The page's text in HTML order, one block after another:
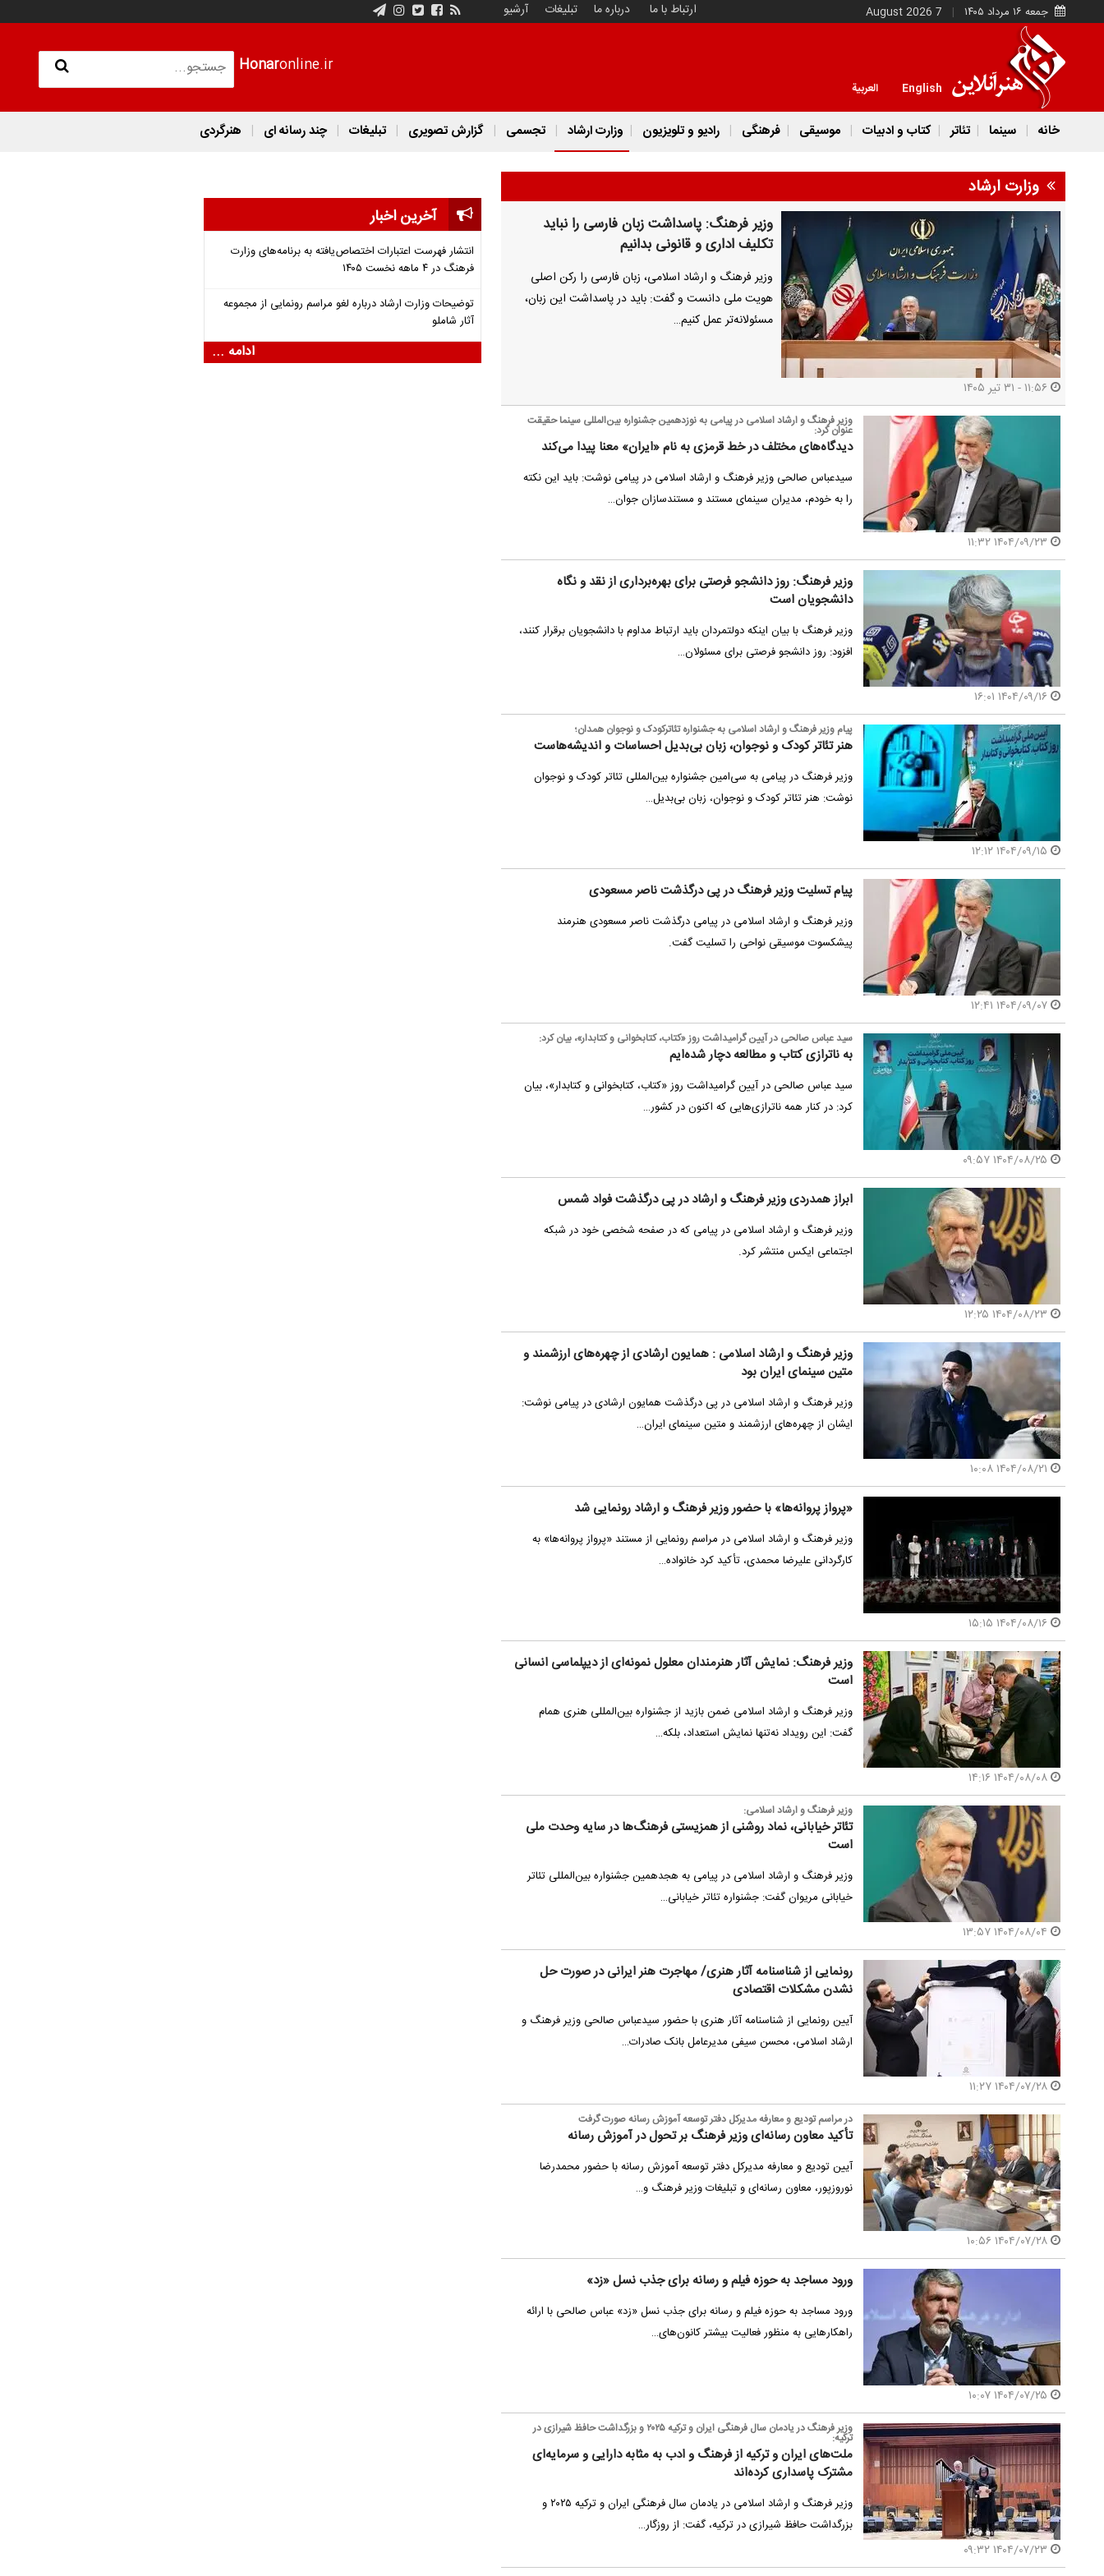
جمعه ۱۶ مرداد ۱۴۰۵ 7 August 2026 ارتباط با ما درباره ما تبلیغات آرشیو
Honaronline.ir
English العربية
خانه سینما تئاتر کتاب و ادبیات موسیقی فرهنگی رادیو و تلویزیون وزارت ارشاد تجسمی گزارش تصویری تبلیغات چند رسانه ای هنرگردی
وزارت ارشاد
وزیر فرهنگ: پاسداشت زبان فارسی را نباید
تکلیف اداری و قانونی بدانیم
وزیر فرهنگ و ارشاد اسلامی، زبان فارسی را رکن اصلی
هویت ملی دانست و گفت: باید در پاسداشت این زبان،
مسئولانه‌تر عمل کنیم…
وزیر فرهنگ و ارشاد اسلامی در پیامی به نوزدهمین جشنواره بین‌المللی سینما حقیقت
عنوان کرد:
دیدگاه‌های مختلف در خط قرمزی به نام «ایران» معنا پیدا می‌کند
سیدعباس صالحی وزیر فرهنگ و ارشاد اسلامی در پیامی نوشت: باید این نکته
را به خودم، مدیران سینمای مستند و مستندسازان جوان…
وزیر فرهنگ: روز دانشجو فرصتی برای بهره‌برداری از نقد و نگاه
دانشجویان است
وزیر فرهنگ با بیان اینکه دولتمردان باید ارتباط مداوم با دانشجویان برقرار کنند،
افزود: روز دانشجو فرصتی برای مسئولان…
پیام وزیر فرهنگ و ارشاد اسلامی به جشنواره تئاترکودک و نوجوان همدان؛
هنر تئاتر کودک و نوجوان، زبان بی‌بدیل احساسات و اندیشه‌هاست
وزیر فرهنگ در پیامی به سی‌امین جشنواره بین­‌المللی تئاتر کودک و نوجوان
نوشت: هنر تئاتر کودک و نوجوان، زبان بی‌بدیل…
پیام تسلیت وزیر فرهنگ در پی درگذشت ناصر مسعودی
وزیر فرهنگ و ارشاد اسلامی در پیامی درگذشت ناصر مسعودی هنرمند
پیشکسوت موسیقی نواحی را تسلیت گفت.
سید عباس صالحی در آیین گرامیداشت روز «کتاب، کتابخوانی و کتابدار»، بیان کرد:
به ناترازی کتاب و مطالعه دچار شده‌ایم
سید عباس صالحی در آیین گرامیداشت روز «کتاب، کتابخوانی و کتابدار»، بیان
کرد: در کنار همه ناترازی‌هایی که اکنون در کشور…
ابراز همدردی وزیر فرهنگ و ارشاد در پی درگذشت فواد شمس
وزیر فرهنگ و ارشاد اسلامی در پیامی که در صفحه شخصی خود در شبکه
اجتماعی ایکس منتشر کرد.
وزیر فرهنگ و ارشاد اسلامی : همایون ارشادی از چهره‌های ارزشمند و
متین سینمای ایران بود
وزیر فرهنگ و ارشاد اسلامی در پی درگذشت همایون ارشادی در پیامی نوشت:
ایشان از چهره‌های ارزشمند و متین سینمای ایران…
«پرواز پروانه‌ها» با حضور وزیر فرهنگ و ارشاد رونمایی شد
وزیر فرهنگ و ارشاد اسلامی در مراسم رونمایی از مستند «پرواز پروانه‌ها» به
کارگردانی علیرضا محمدی، تأکید کرد خانواده…
وزیر فرهنگ: نمایش آثار هنرمندان معلول نمونه‌ای از دیپلماسی انسانی
است
وزیر فرهنگ و ارشاد اسلامی ضمن بازید از جشنواره بین‌المللی هنری همام
گفت: این رویداد نه‌تنها نمایش استعداد، بلکه…
وزیر فرهنگ و ارشاد اسلامی:
تئاتر خیابانی، نماد روشنی از همزیستی فرهنگ‌ها در سایه وحدت ملی
است
وزیر فرهنگ و ارشاد اسلامی در پیامی به هجدهمین جشنواره بین‌المللی تئاتر
خیابانی مریوان گفت: جشنواره تئاتر خیابانی…
رونمایی از شناسنامه آثار هنری/ مهاجرت هنر ایرانی در صورت حل
نشدن مشکلات اقتصادی
آیین رونمایی از شناسنامه آثار هنری با حضور سیدعباس صالحی وزیر فرهنگ و
ارشاد اسلامی، محسن سیفی مدیرعامل بانک صادرات…
در مراسم تودیع و معارفه مدیرکل دفتر توسعه آموزش رسانه صورت گرفت
تأکید معاون رسانه‌ای وزیر فرهنگ بر تحول در آموزش رسانه
آیین تودیع و معارفه مدیرکل دفتر توسعه آموزش رسانه با حضور محمدرضا
نوروزپور، معاون رسانه‌ای و تبلیغات وزیر فرهنگ و…
ورود مساجد به حوزه فیلم‌ و رسانه برای جذب نسل «زد»
ورود مساجد به حوزه فیلم‌ و رسانه برای جذب نسل «زد» عباس صالحی با ارائه
راهکارهایی به منظور فعالیت بیشتر کانون‌های…
وزیر فرهنگ در یادمان سال فرهنگی ایران و ترکیه ۲۰۲۵ و بزرگداشت حافظ شیرازی در
ترکیه:
ملت‌های ایران و ترکیه از فرهنگ و ادب به مثابه دارایی و سرمایه‌ای
مشترک پاسداری کرده‌اند
وزیر فرهنگ و ارشاد اسلامی در یادمان سال فرهنگی ایران و ترکیه ۲۰۲۵ و
بزرگداشت حافظ شیرازی در ترکیه، گفت: از روزگار…
آخرین اخبار
انتشار فهرست اعتبارات اختصاص‌یافته به برنامه‌های وزارت
فرهنگ در ۴ ماهه نخست ۱۴۰۵
توضیحات وزارت ارشاد درباره لغو مراسم رونمایی از مجموعه
آثار شاملو
ادامه ...